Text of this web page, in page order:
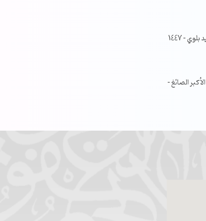
جلسة مناقشة البحث الفصلي – الشيخ شهيد بلوي – 1447
الصائغ –